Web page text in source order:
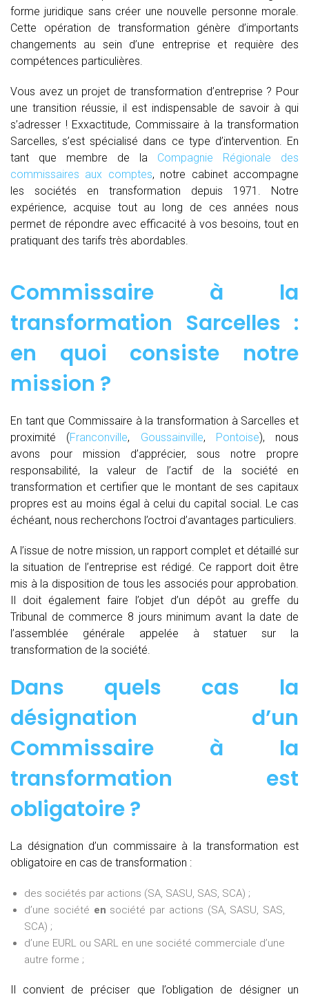
forme juridique sans créer une nouvelle personne morale.
Cette opération de transformation génère d’importants
changements au sein d’une entreprise et requière des
compétences particulières.
Vous avez un projet de transformation d’entreprise ? Pour
une transition réussie, il est indispensable de savoir à qui
s’adresser ! Exxactitude, Commissaire à la transformation
Sarcelles, s’est spécialisé dans ce type d’intervention. En
tant que membre de la Compagnie Régionale des
commissaires aux comptes, notre cabinet accompagne
les sociétés en transformation depuis 1971. Notre
expérience, acquise tout au long de ces années nous
permet de répondre avec efficacité à vos besoins, tout en
pratiquant des tarifs très abordables.
Commissaire à la
transformation Sarcelles :
en quoi consiste notre
mission ?
En tant que Commissaire à la transformation à Sarcelles et
proximité (Franconville, Goussainville, Pontoise), nous
avons pour mission d’apprécier, sous notre propre
responsabilité, la valeur de l’actif de la société en
transformation et certifier que le montant de ses capitaux
propres est au moins égal à celui du capital social. Le cas
échéant, nous recherchons l’octroi d’avantages particuliers.
A l’issue de notre mission, un rapport complet et détaillé sur
la situation de l’entreprise est rédigé. Ce rapport doit être
mis à la disposition de tous les associés pour approbation.
Il doit également faire l’objet d’un dépôt au greffe du
Tribunal de commerce 8 jours minimum avant la date de
l’assemblée générale appelée à statuer sur la
transformation de la société.
Dans quels cas la
désignation d’un
Commissaire à la
transformation est
obligatoire ?
La désignation d’un commissaire à la transformation est
obligatoire en cas de transformation :
des sociétés par actions (SA, SASU, SAS, SCA) ;
d’une société en société par actions (SA, SASU, SAS,
SCA) ;
d’une EURL ou SARL en une société commerciale d’une
autre forme ;
Il convient de préciser que l’obligation de désigner un